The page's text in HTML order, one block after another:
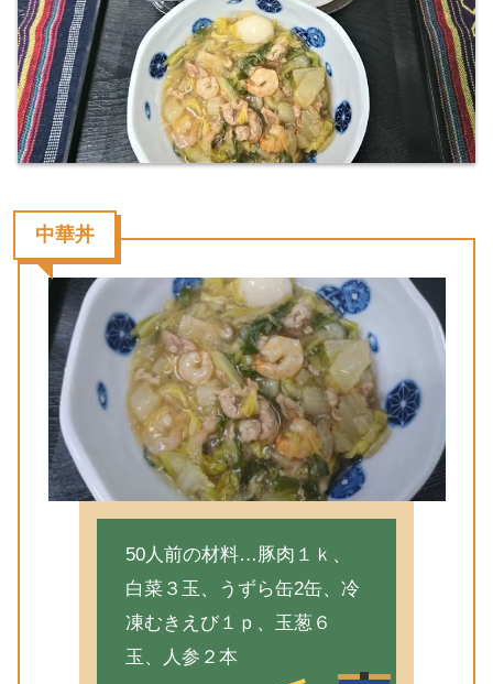
中華丼
50人前の材料…豚肉１ｋ、
白菜３玉、うずら缶2缶、冷
凍むきえび１ｐ、玉葱６
玉、人参２本